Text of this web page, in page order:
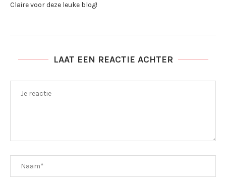
Claire voor deze leuke blog!
LAAT EEN REACTIE ACHTER